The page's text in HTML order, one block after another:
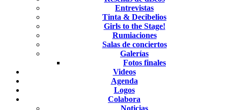
Entrevistas
Tinta & Decibelios
Girls to the Stage!
Rumiaciones
Salas de conciertos
Galerías
Fotos finales
Videos
Agenda
Logos
Colabora
Noticias